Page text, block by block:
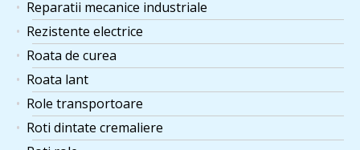
Reparatii mecanice industriale
Rezistente electrice
Roata de curea
Roata lant
Role transportoare
Roti dintate cremaliere